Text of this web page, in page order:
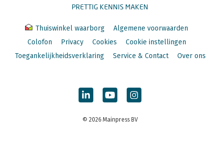
PRETTIG KENNIS MAKEN
Thuiswinkel waarborg
Algemene voorwaarden
Colofon
Privacy Cookies
Cookie instellingen
Toegankelijkheidsverklaring
Service & Contact Over ons
© 2026 Mainpress BV